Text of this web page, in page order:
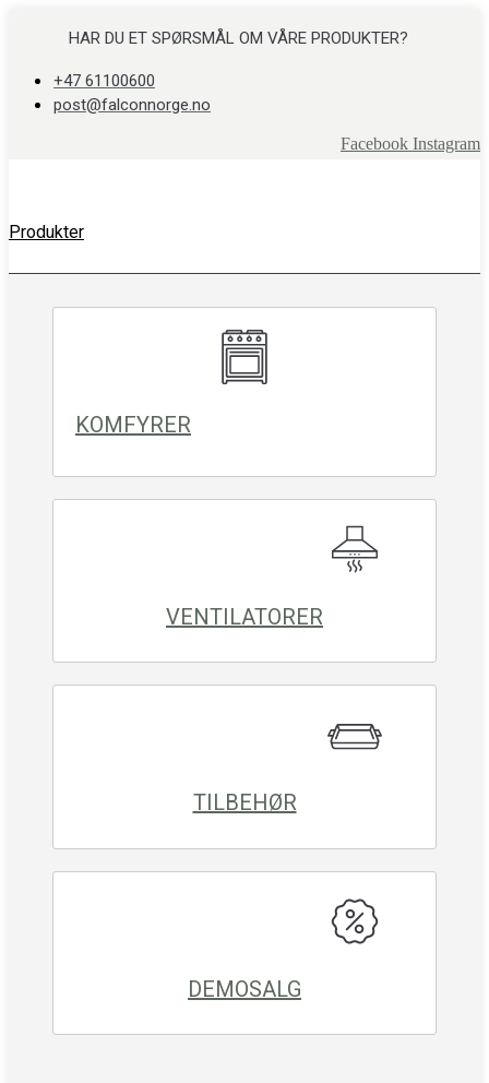
HAR DU ET SPØRSMÅL OM VÅRE PRODUKTER?
+47 61100600
post@falconnorge.no
Facebook Instagram
Produkter
KOMFYRER
VENTILATORER
TILBEHØR
DEMOSALG